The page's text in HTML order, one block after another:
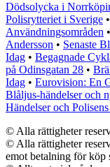
Dödsolycka i
Polisrytteriet i Sverige •
Användningsområden •
Andersson • Senaste
Idag • Begagnade
på Odinsgatan 28 •
Idag • Eurovision: En
Blåljus-händelser och
Händelser och
© Alla rättigheter
© Alla rättigheter
emot betalning för köp